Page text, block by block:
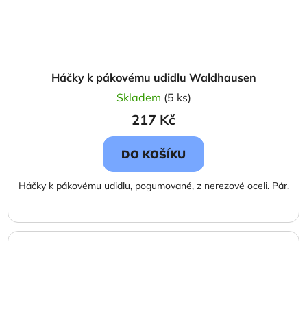
Háčky k pákovému udidlu Waldhausen
Skladem (5 ks)
217 Kč
DO KOŠÍKU
Háčky k pákovému udidlu, pogumované, z nerezové oceli. Pár.